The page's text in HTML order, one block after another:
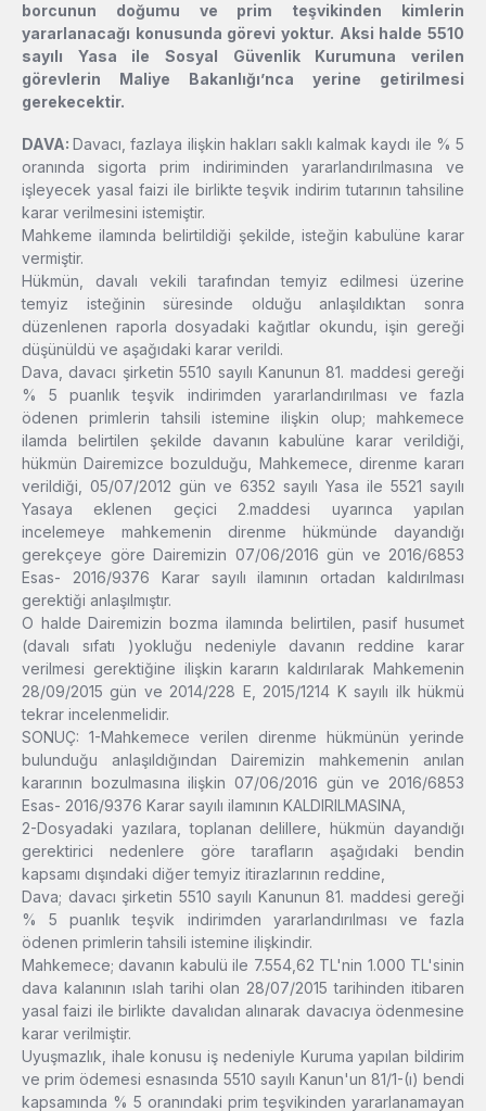
borcunun doğumu ve prim teşvikinden kimlerin
yararlanacağı konusunda görevi yoktur. Aksi halde 5510
sayılı Yasa ile Sosyal Güvenlik Kurumuna verilen
görevlerin Maliye Bakanlığı’nca yerine getirilmesi
gerekecektir.
DAVA:Davacı, fazlaya ilişkin hakları saklı kalmak kaydı ile % 5
oranında sigorta prim indiriminden yararlandırılmasına ve
işleyecek yasal faizi ile birlikte teşvik indirim tutarının tahsiline
karar verilmesini istemiştir.
Mahkeme ilamında belirtildiği şekilde, isteğin kabulüne karar
vermiştir.
Hükmün, davalı vekili tarafından temyiz edilmesi üzerine
temyiz isteğinin süresinde olduğu anlaşıldıktan sonra
düzenlenen raporla dosyadaki kağıtlar okundu, işin gereği
düşünüldü ve aşağıdaki karar verildi.
Dava, davacı şirketin 5510 sayılı Kanunun 81. maddesi gereği
% 5 puanlık teşvik indirimden yararlandırılması ve fazla
ödenen primlerin tahsili istemine ilişkin olup; mahkemece
ilamda belirtilen şekilde davanın kabulüne karar verildiği,
hükmün Dairemizce bozulduğu, Mahkemece, direnme kararı
verildiği, 05/07/2012 gün ve 6352 sayılı Yasa ile 5521 sayılı
Yasaya eklenen geçici 2.maddesi uyarınca yapılan
incelemeye mahkemenin direnme hükmünde dayandığı
gerekçeye göre Dairemizin 07/06/2016 gün ve 2016/6853
Esas- 2016/9376 Karar sayılı ilamının ortadan kaldırılması
gerektiği anlaşılmıştır.
O halde Dairemizin bozma ilamında belirtilen, pasif husumet
(davalı sıfatı )yokluğu nedeniyle davanın reddine karar
verilmesi gerektiğine ilişkin kararın kaldırılarak Mahkemenin
28/09/2015 gün ve 2014/228 E, 2015/1214 K sayılı ilk hükmü
tekrar incelenmelidir.
SONUÇ: 1-Mahkemece verilen direnme hükmünün yerinde
bulunduğu anlaşıldığından Dairemizin mahkemenin anılan
kararının bozulmasına ilişkin 07/06/2016 gün ve 2016/6853
Esas- 2016/9376 Karar sayılı ilamının KALDIRILMASINA,
2-Dosyadaki yazılara, toplanan delillere, hükmün dayandığı
gerektirici nedenlere göre tarafların aşağıdaki bendin
kapsamı dışındaki diğer temyiz itirazlarının reddine,
Dava; davacı şirketin 5510 sayılı Kanunun 81. maddesi gereği
% 5 puanlık teşvik indirimden yararlandırılması ve fazla
ödenen primlerin tahsili istemine ilişkindir.
Mahkemece; davanın kabulü ile 7.554,62 TL'nin 1.000 TL'sinin
dava kalanının ıslah tarihi olan 28/07/2015 tarihinden itibaren
yasal faizi ile birlikte davalıdan alınarak davacıya ödenmesine
karar verilmiştir.
Uyuşmazlık, ihale konusu iş nedeniyle Kuruma yapılan bildirim
ve prim ödemesi esnasında 5510 sayılı Kanun'un 81/1-(ı) bendi
kapsamında % 5 oranındaki prim teşvikinden yararlanamayan